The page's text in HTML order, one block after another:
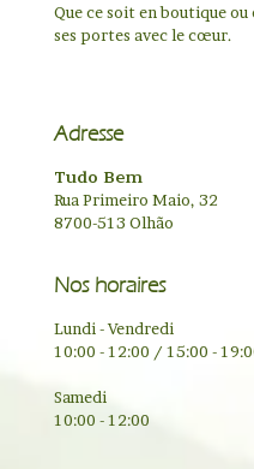
Que ce soit en boutique
ses portes avec le cœur.
Adresse
Tudo Bem
Rua Primeiro Maio, 32
8700-513 Olhão
Nos horaires
Lundi - Vendredi
10:00 - 12:00 / 15:00 -
Samedi
10:00 - 12:00